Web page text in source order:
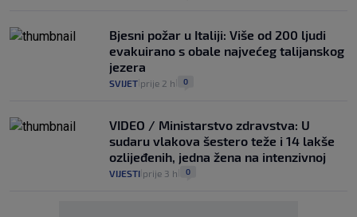
Bjesni požar u Italiji: Više od 200 ljudi
evakuirano s obale najvećeg talijanskog
jezera
SVIJET prije 2 h 0
VIDEO / Ministarstvo zdravstva: U
sudaru vlakova šestero teže i 14 lakše
ozlijeđenih, jedna žena na intenzivnoj
VIJESTI prije 3 h 0